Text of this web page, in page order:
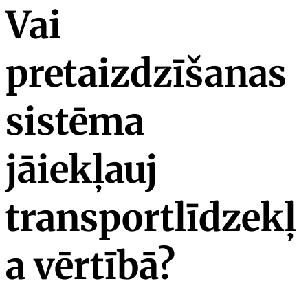
Vai
pretaizdzīšanas
sistēma
jāiekļauj
transportlīdzekļ
a vērtībā?